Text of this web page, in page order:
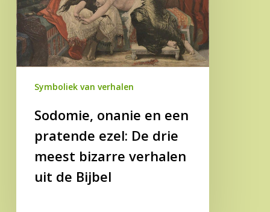
ezel:
De
drie
meest
verhalen
Bijbel
Symboliek van verhalen
Sodomie, onanie en een
pratende ezel: De drie
meest bizarre verhalen
uit de Bijbel